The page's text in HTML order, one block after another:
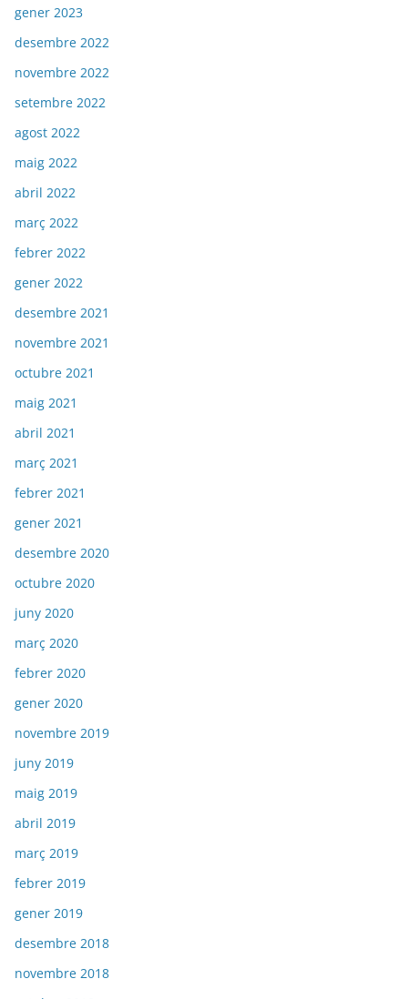
gener 2023
desembre 2022
novembre 2022
setembre 2022
agost 2022
maig 2022
abril 2022
març 2022
febrer 2022
gener 2022
desembre 2021
novembre 2021
octubre 2021
maig 2021
abril 2021
març 2021
febrer 2021
gener 2021
desembre 2020
octubre 2020
juny 2020
març 2020
febrer 2020
gener 2020
novembre 2019
juny 2019
maig 2019
abril 2019
març 2019
febrer 2019
gener 2019
desembre 2018
novembre 2018